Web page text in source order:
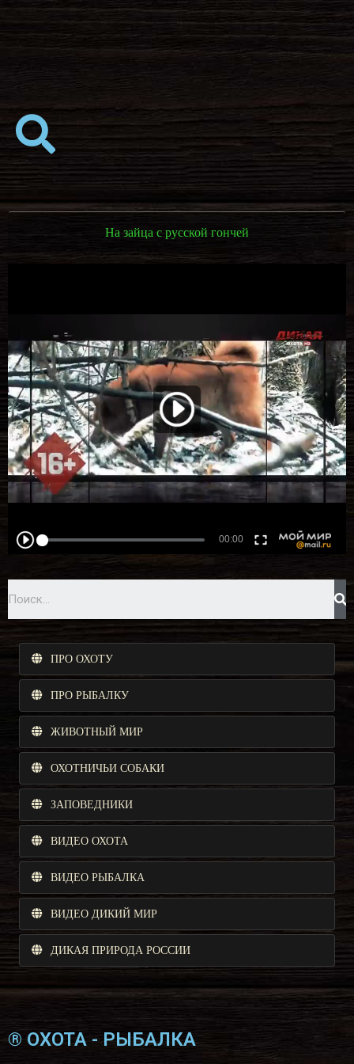
На зайца с русской гончей
ПРО ОХОТУ
ПРО РЫБАЛКУ
ЖИВОТНЫЙ МИР
ОХОТНИЧЬИ СОБАКИ
ЗАПОВЕДНИКИ
ВИДЕО ОХОТА
ВИДЕО РЫБАЛКА
ВИДЕО ДИКИЙ МИР
ДИКАЯ ПРИРОДА РОССИИ
® ОХОТА - РЫБАЛКА